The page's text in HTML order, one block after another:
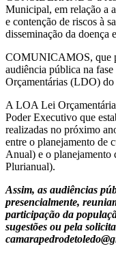
Municipal, em relação a
e contenção de riscos à
disseminação da doença
COMUNICAMOS, que
audiência pública na
Orçamentárias (LDO)
A LOA Lei
Poder Executivo que
realizadas no próximo
entre o planejamento de
Anual) e o planejamento
Plurianual).
Assim, as audiências
presencialmente,
participação da
sugestões ou pela